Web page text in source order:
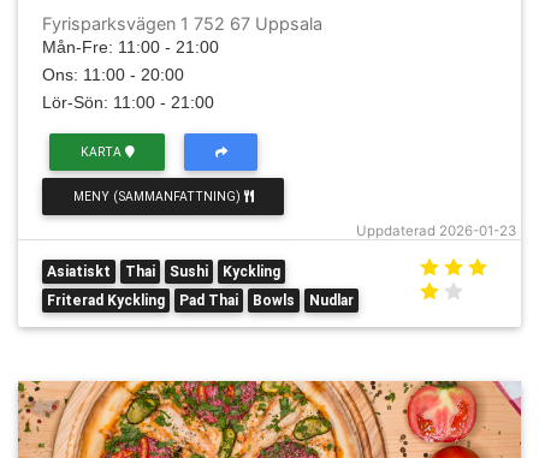
Fyrisparksvägen 1 752 67 Uppsala
Mån-Fre: 11:00 - 21:00
Ons: 11:00 - 20:00
Lör-Sön: 11:00 - 21:00
Uppdaterad 2026-01-23
KARTA
MENY (SAMMANFATTNING)
Asiatiskt Thai Sushi
Kyckling
Friterad Kyckling
Pad Thai Bowls Nudlar